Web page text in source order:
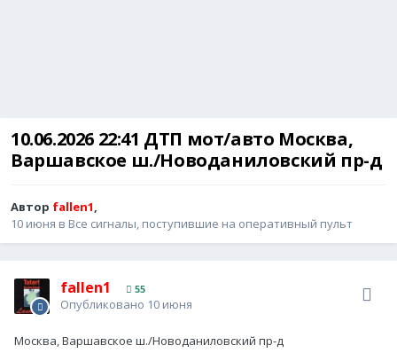
10.06.2026 22:41 ДТП мот/авто Москва,
Варшавское ш./Новоданиловский пр-д
Автор fallen1,
10 июня в Все сигналы, поступившие на оперативный пульт
fallen1 55
Опубликовано 10 июня
Москва, Варшавское ш./Новоданиловский пр-д